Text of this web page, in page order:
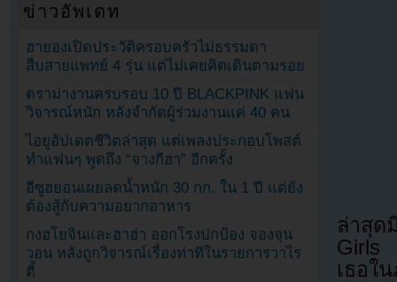
ล่าสุด
Girls
เธอใ
ข่าวอัพเดท
ฮายองเปิดประวัติครอบครัวไม่ธรรมดา
สืบสายแพทย์ 4 รุ่น แต่ไม่เคยคิดเดินตามรอย
ดราม่างานครบรอบ 10 ปี BLACKPINK แฟน
วิจารณ์หนัก หลังจำกัดผู้ร่วมงานแค่ 40 คน
ไอยูอัปเดตชีวิตล่าสุด แต่เพลงประกอบโพสต์
ทำแฟนๆ พูดถึง “จางกีฮา” อีกครั้ง
อีซูฮยอนเผยลดน้ำหนัก 30 กก. ใน 1 ปี แต่ยัง
ต้องสู้กับความอยากอาหาร
กงฮโยจินและฮาฮ่า ออกโรงปกป้อง จองจุน
วอน หลังถูกวิจารณ์เรื่องท่าทีในรายการวาไร
ตี้